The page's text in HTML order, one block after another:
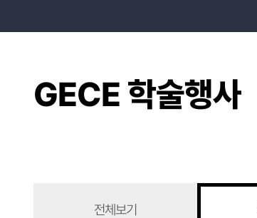
GECE 학술행사
전체보기